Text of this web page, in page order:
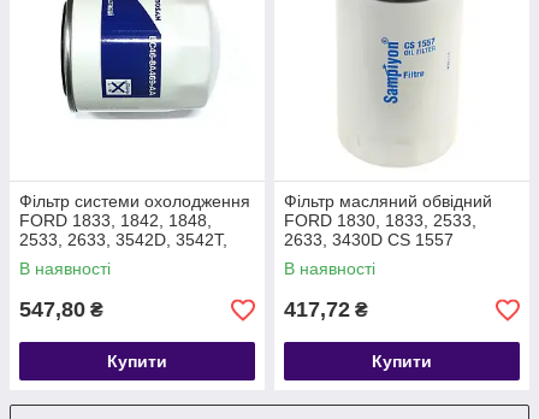
Фільтр системи охолодження
FORD 1833, 1842, 1848,
2533, 2633, 3542D, 3542T,
4142D, F-MAX T211900
EC468A469AA
В наявності
547,80 ₴
Купити
Фільтр масляний обвідний
FORD 1830, 1833, 2533,
2633, 3430D CS 1557
W1160/5
В наявності
417,72 ₴
Купити